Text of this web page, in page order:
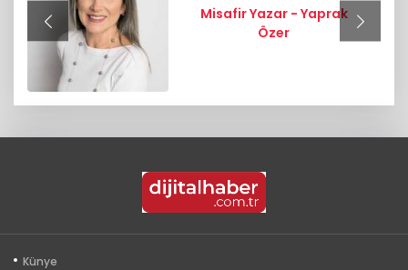
Misafir Yazar - Yaprak
Özer
Künye